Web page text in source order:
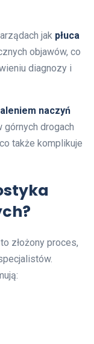
jak płuca
objawów, co
diagnozy i
naczyń
drogach
także komplikuje
to złożony proces,